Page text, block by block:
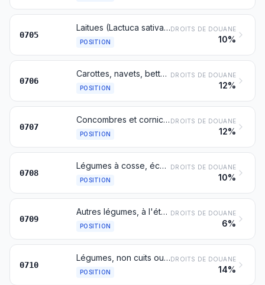
0705
Laitues (Lactuca sativa) et chicorées (Cichorium spp.), à l'état frais ou réfrigéré
POSITION
DROITS DE DOUANE
10%
0706
Carottes, navets, betteraves à salade, salsifis, céleris-raves, radis et racines comestibles similaires, à l'état frais ou réfrigéré
POSITION
DROITS DE DOUANE
12%
0707
Concombres et cornichons, à l'état frais ou réfrigéré
POSITION
DROITS DE DOUANE
12%
0708
Légumes à cosse, écossés ou non, à l'état frais ou réfrigéré
POSITION
DROITS DE DOUANE
10%
0709
Autres légumes, à l'état frais ou réfrigéré
POSITION
DROITS DE DOUANE
6%
0710
Légumes, non cuits ou cuits à l'eau ou à la vapeur, congelés
POSITION
DROITS DE DOUANE
14%